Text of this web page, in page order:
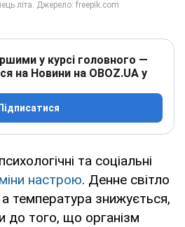
у курсі головного —
на Новини на OBOZ.UA у
Підписатися
та соціальні
настрою. Денне світло
температура знижується,
того, що організм